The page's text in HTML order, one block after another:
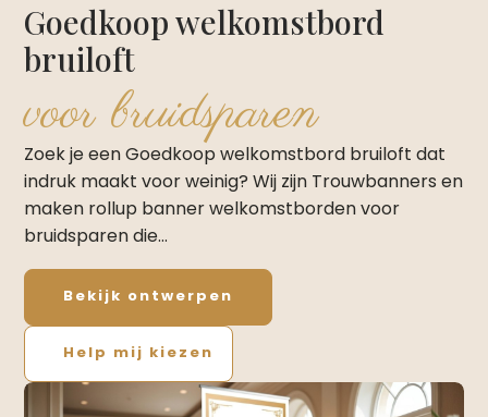
Goedkoop welkomstbord
bruiloft
voor bruidsparen
Zoek je een Goedkoop welkomstbord bruiloft dat
indruk maakt voor weinig? Wij zijn Trouwbanners en
maken rollup banner welkomstborden voor
bruidsparen die…
Bekijk ontwerpen
Help mij kiezen